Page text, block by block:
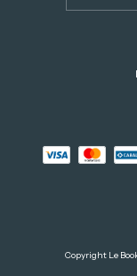
Copyright Le